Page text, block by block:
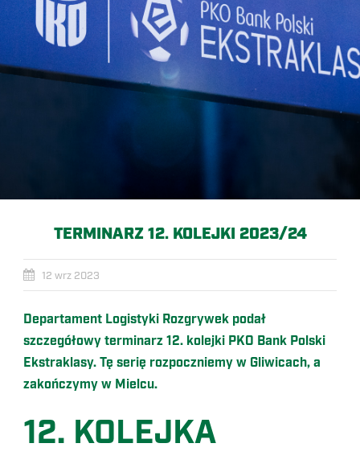
TERMINARZ 12. KOLEJKI 2023/24
12 wrz 2023
Departament Logistyki Rozgrywek podał
szczegółowy terminarz 12. kolejki PKO Bank Polski
Ekstraklasy. Tę serię rozpoczniemy w Gliwicach, a
zakończymy w Mielcu.
12. KOLEJKA